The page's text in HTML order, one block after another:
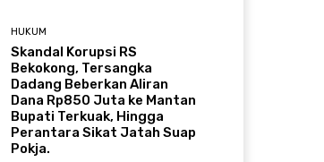
HUKUM
Skandal Korupsi RS
Bekokong, Tersangka
Dadang Beberkan Aliran
Dana Rp850 Juta ke Mantan
Bupati Terkuak, Hingga
Perantara Sikat Jatah Suap
Pokja.